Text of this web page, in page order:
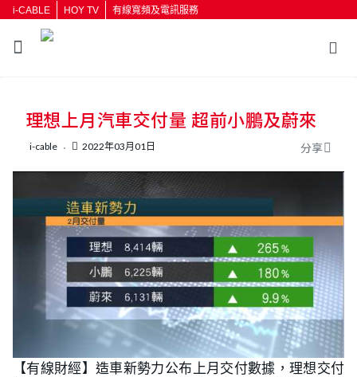
i-CABLE HOY TV 有線寬頻及電訊服務
按輸入鍵開始搜尋
理想上月汽車交付量 超前小鵬及蔚來
i-cable 2022年03月01日 分享
【有線財經】造車新勢力公布上月交付數據，理想交付